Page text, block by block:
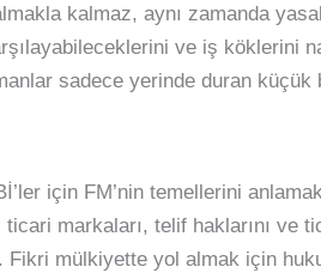
kalmaz, aynı zamanda
ve iş köklerini
sadece yerinde duran küçük
için FM’nin temellerini
markaları, telif haklarını ve
mülkiyette yol almak için